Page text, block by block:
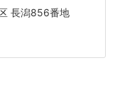
長潟856番地